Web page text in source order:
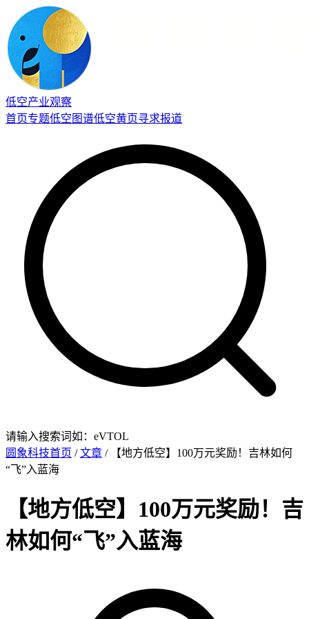
低空产业观察
首页专题低空图谱低空黄页寻求报道
请输入搜索词如：eVTOL
圆象科技首页 /文章 / 【地方低空】100万元奖励！吉林如何
“飞”入蓝海
【地方低空】100万元奖励！吉
林如何“飞”入蓝海